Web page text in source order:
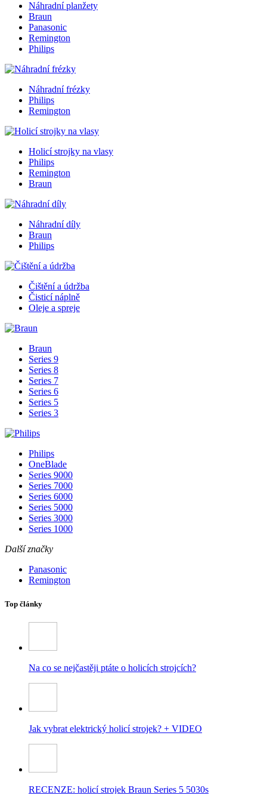
Náhradní planžety
Braun
Panasonic
Remington
Philips
Náhradní frézky
Philips
Remington
Holicí strojky na vlasy
Philips
Remington
Braun
Náhradní díly
Braun
Philips
Čištění a údržba
Čisticí náplně
Oleje a spreje
Braun
Series 9
Series 8
Series 7
Series 6
Series 5
Series 3
Philips
OneBlade
Series 9000
Series 7000
Series 6000
Series 5000
Series 3000
Series 1000
Další značky
Panasonic
Remington
Top články
Na co se nejčastěji ptáte o holicích strojcích?
Jak vybrat elektrický holicí strojek? + VIDEO
RECENZE: holicí strojek Braun Series 5 5030s